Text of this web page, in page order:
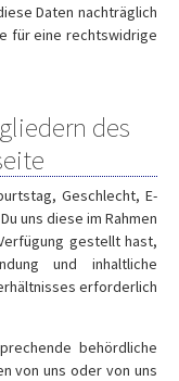
Daten nachträglich
für eine rechtswidrige
des
Geschlecht, E-
uns diese im Rahmen
gestellt hast,
und inhaltliche
erforderlich
behördliche
von uns oder von uns